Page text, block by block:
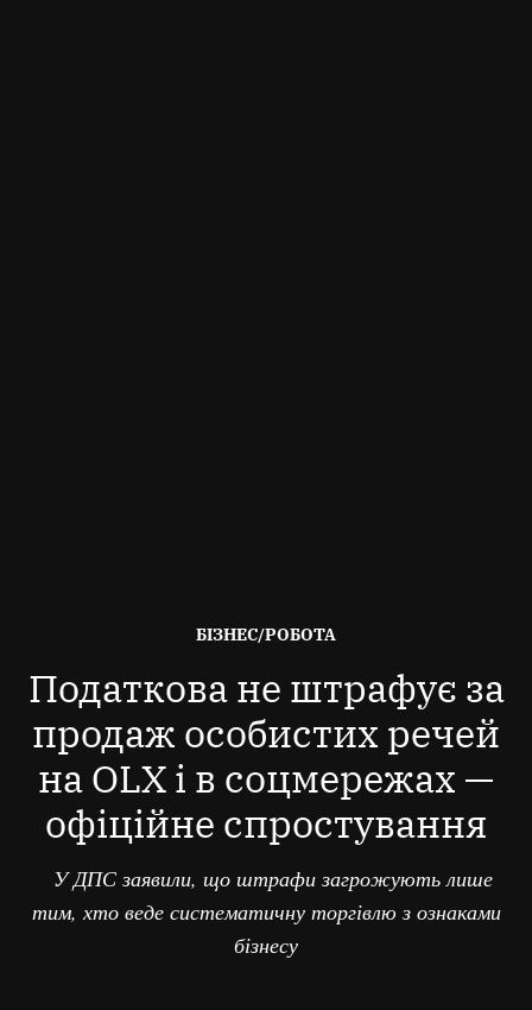
ОПУБЛІКОВАНО
БІЗНЕС/РОБОТА
Податкова не штрафує за
продаж особистих речей
на OLX і в соцмережах —
офіційне спростування
У ДПС заявили, що штрафи загрожують лише
тим, хто веде систематичну торгівлю з ознаками
бізнесу